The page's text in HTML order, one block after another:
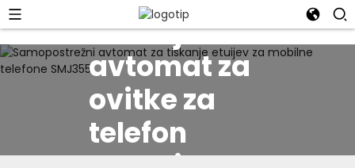
Prodajni
avtomat za
ovitke za
telefon